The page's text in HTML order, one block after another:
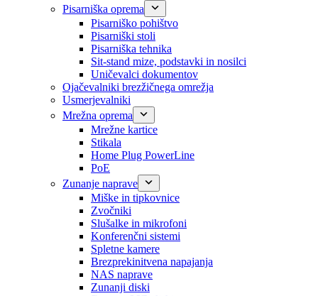
Pisarniška oprema
Pisarniško pohištvo
Pisarniški stoli
Pisarniška tehnika
Sit-stand mize, podstavki in nosilci
Uničevalci dokumentov
Ojačevalniki brezžičnega omrežja
Usmerjevalniki
Mrežna oprema
Mrežne kartice
Stikala
Home Plug PowerLine
PoE
Zunanje naprave
Miške in tipkovnice
Zvočniki
Slušalke in mikrofoni
Konferenčni sistemi
Spletne kamere
Brezprekinitvena napajanja
NAS naprave
Zunanji diski